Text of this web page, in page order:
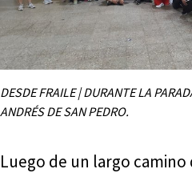
DESDE FRAILE | DURANTE LA
ANDRÉS DE SAN PEDRO.
Luego de un largo